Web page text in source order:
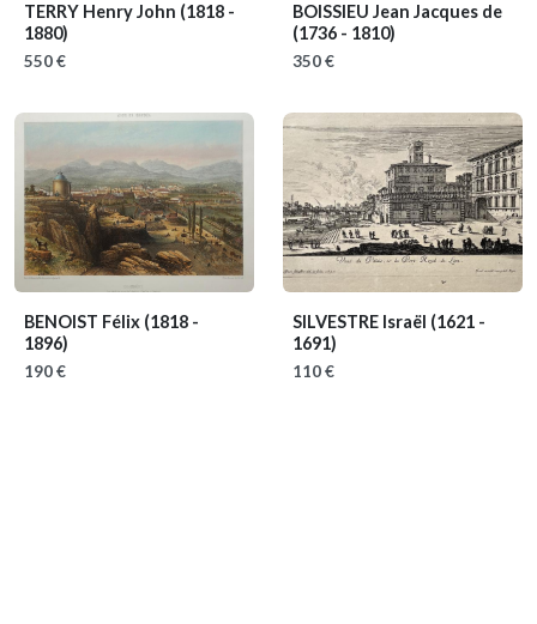
TERRY Henry John (1818 -
1880)
550 €
BOISSIEU Jean Jacques de
(1736 - 1810)
350 €
BENOIST Félix (1818 -
1896)
190 €
SILVESTRE Israël (1621 -
1691)
110 €